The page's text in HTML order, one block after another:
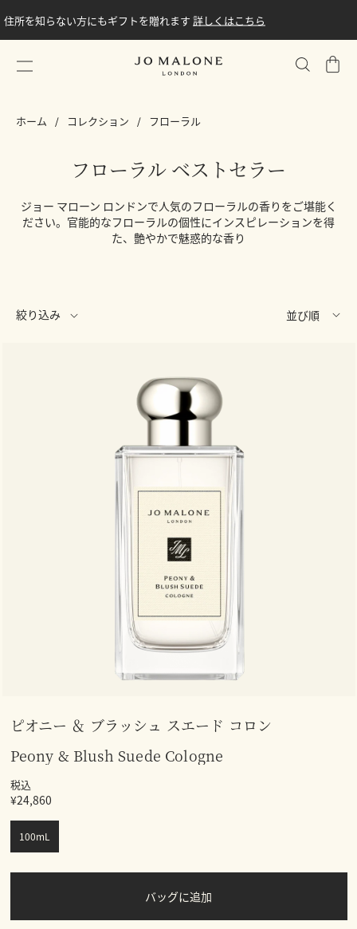
住所を知らない方にもギフトを贈れます 詳しくはこちら
シ
グ
ホーム コレクション フローラル
フローラル ベストセラー
ジョー マローン ロンドンで人気のフローラルの香りをご堪能く
ださい。官能的なフローラルの個性にインスピレーションを得
た、艶やかで魅惑的な香り
絞り込み
ピオニー ＆ ブラッシュ スエード コロン
Peony & Blush Suede Cologne
税込
¥24,860
100mL
バッグに追加